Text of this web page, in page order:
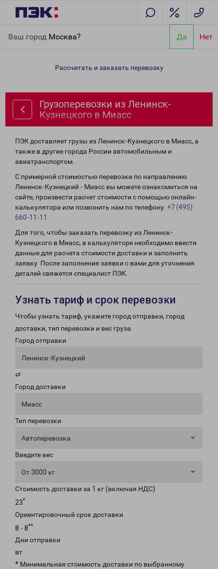
Ваш город Москва? Да Нет
Кузнецкого в Миасс
Рассчитать и заказать перевозку
Грузоперевозки из Ленинск-
Кузнецкого в Миасс
ПЭК доставляет грузы из Ленинск-Кузнецкого в Миасс, а
также в другие города России автомобильным и
авиатранспортом.
С примерной стоимостью перевозки по направлению
Ленинск-Кузнецкий - Миасс вы можете ознакомиться на
сайте, произвести расчет стоимости с помощью онлайн-
калькулятора или позвонить нам по телефону: +7 (495)
660-11-11
Для того, чтобы заказать перевозку из Ленинск-
Кузнецкого в Миасс, в калькуляторе необходимо ввести
данные для расчета стоимости доставки и заполнить
заявку. После заполнения заявки с вами для уточнения
деталей свяжется специалист ПЭК.
Узнать тариф и срок перевозки
Чтобы узнать тариф, укажите город отправки, город
доставки, тип перевозки и вес груза.
Город отправки
Ленинск-Кузнецкий
⇄
Город доставки
Миасс
Тип перевозки
Автоперевозка
Введите вес
От 3000 кг
Стоимость доставки за 1 кг (включая НДС)
23*
Ориентировочный срок доставки
8 - 8**
Дни отправки
вт
* Минимальная стоимость доставки по выбранному